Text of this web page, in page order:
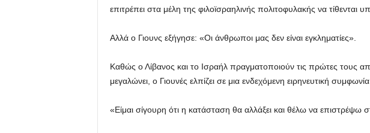
επιτρέπει στα μέλη της φιλοϊσραηλινής πολιτοφυλακής να τίθενται
Αλλά ο Γιουνς εξήγησε: «Οι άνθρωποι μας δεν είναι εγκληματίες».
Καθώς ο Λίβανος και το Ισραήλ πραγματοποιούν τις πρώτες τους
μεγαλώνει, ο Γιουνές ελπίζει σε μια ενδεχόμενη ειρηνευτική
«Είμαι σίγουρη ότι η κατάσταση θα αλλάξει και θέλω να επιστρέψω